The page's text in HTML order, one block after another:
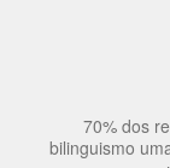
70% dos
bilinguismo